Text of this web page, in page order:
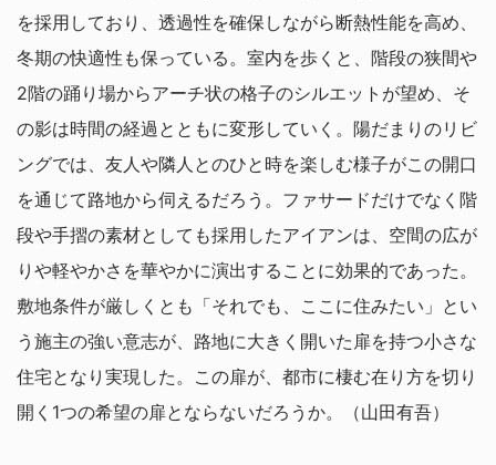
を採用しており、透過性を確保しながら断熱性能を高め、
冬期の快適性も保っている。室内を歩くと、階段の狭間や
2階の踊り場からアーチ状の格子のシルエットが望め、そ
の影は時間の経過とともに変形していく。陽だまりのリビ
ングでは、友人や隣人とのひと時を楽しむ様子がこの開口
を通じて路地から伺えるだろう。ファサードだけでなく階
段や手摺の素材としても採用したアイアンは、空間の広が
りや軽やかさを華やかに演出することに効果的であった。
敷地条件が厳しくとも「それでも、ここに住みたい」とい
う施主の強い意志が、路地に大きく開いた扉を持つ小さな
住宅となり実現した。この扉が、都市に棲む在り方を切り
開く1つの希望の扉とならないだろうか。（山田有吾）